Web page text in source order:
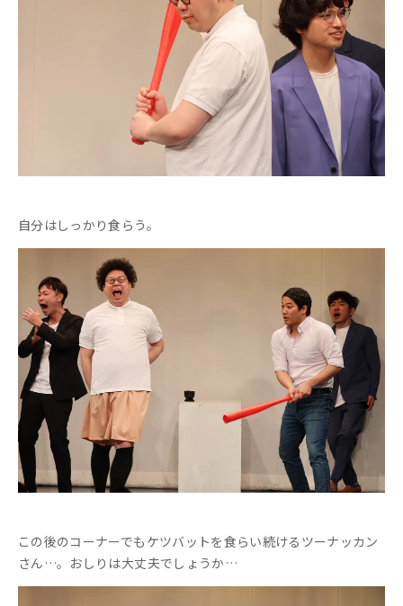
自分はしっかり食らう。
この後のコーナーでもケツバットを食らい続けるツーナッカン
さん…。おしりは大丈夫でしょうか…